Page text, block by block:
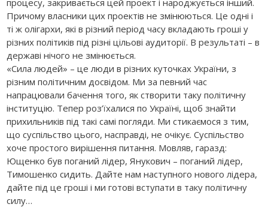
процесу, закривається цей проект і народжується інший.
Причому власники цих проектів не змінюються. Це одні і
ті ж олігархи, які в різний період часу вкладають гроші у
різних політиків під різні цільові аудиторії. В результаті – в
державі нічого не змінюється.
«Сила людей» – це люди в різних куточках України, з
різним політичним досвідом. Ми за певний час
напрацювали бачення того, як створити таку політичну
інституцію. Тепер роз’їхалися по Україні, щоб знайти
прихильників під такі самі погляди. Ми стикаємося з тим,
що суспільство цього, насправді, не очікує. Суспільство
хоче простого вирішення питання. Мовляв, гаразд:
Ющенко був поганий лідер, Янукович – поганий лідер,
Тимошенко сидить. Дайте нам наступного нового лідера,
дайте під це гроші і ми готові вступати в таку політичну
силу…